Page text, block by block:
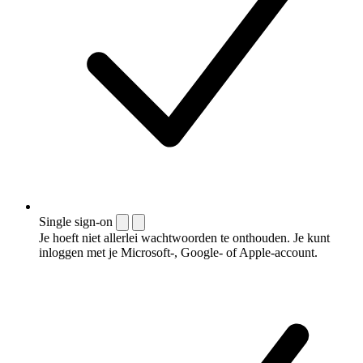
Single sign-on
Je hoeft niet allerlei wachtwoorden te onthouden. Je kunt
inloggen met je Microsoft-, Google- of Apple-account.